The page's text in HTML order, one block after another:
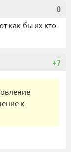
0
как-бы их кто-
+7
к